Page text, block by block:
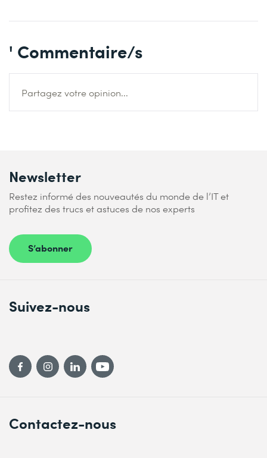
' Commentaire/s
Partagez votre opinion...
Newsletter
Restez informé des nouveautés du monde de l’IT et
profitez des trucs et astuces de nos experts
S’abonner
Contactez-nous
Suivez-nous